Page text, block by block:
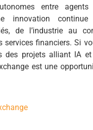
entre agents
innovation
de l’industrie au
services financiers. Si
des projets alliant IA et
est une